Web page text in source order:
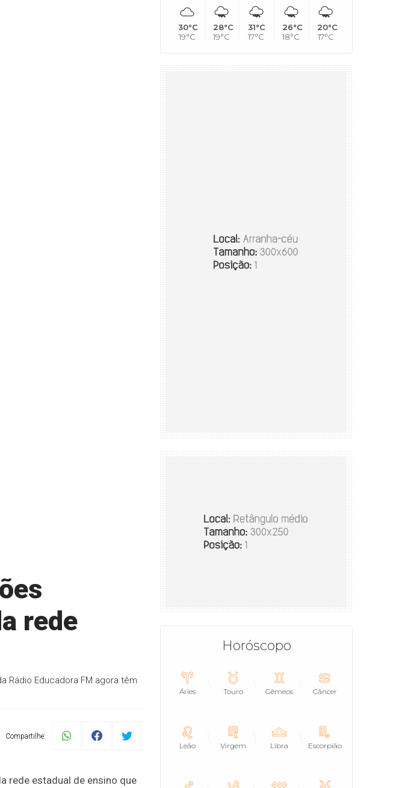
rede
Rádio Educadora FM agora têm
Compartilhe:
rede estadual de ensino que
30°C
19°C
28°C
19°C
31°C
17°C
26°C
18°C
20°C
17°C
Horóscopo
Áries Touro Gêmeos Câncer
Leão Virgem Libra Escorpião